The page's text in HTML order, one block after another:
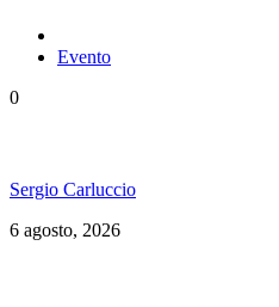
Evento
0
Sergio Carluccio
6 agosto, 2026